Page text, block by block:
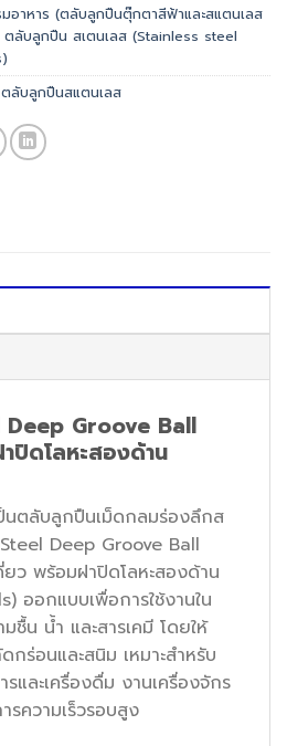
อาหาร (ตลับลูกปืนตุ๊กตาสีฟ้าและสแตนเลส
ตลับลูกปืน สเตนเลส (Stainless steel
ตลับลูกปืนสแตนเลส
Groove Ball
ปิดโลหะสองด้าน
นตลับลูกปืนเม็ดกลมร่องลึกส
Deep Groove Ball
ว พร้อมฝาปิดโลหะสองด้าน
ออกแบบเพื่อการใช้งานใน
น น้ำ และสารเคมี โดยให้
ร่อนและสนิม เหมาะสำหรับ
และเครื่องดื่ม งานเครื่องจักร
รความเร็วรอบสูง